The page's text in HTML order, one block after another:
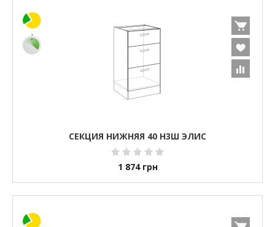
СЕКЦИЯ НИЖНЯЯ 40 Н3Ш ЭЛИС
1 874 грн